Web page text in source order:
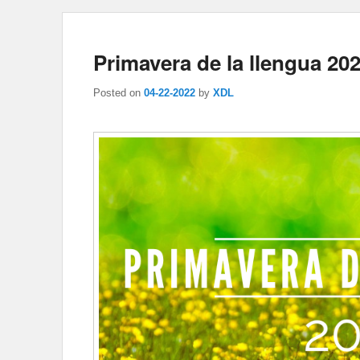
Primavera de la llengua
Posted on 04-22-2022 by XDL